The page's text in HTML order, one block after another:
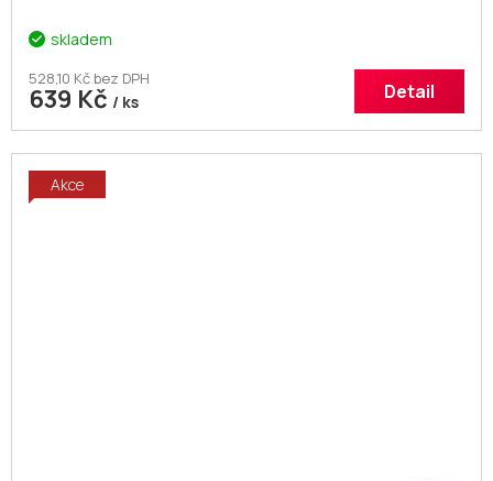
skladem
528,10 Kč bez DPH
639 Kč / ks Detail
Akce